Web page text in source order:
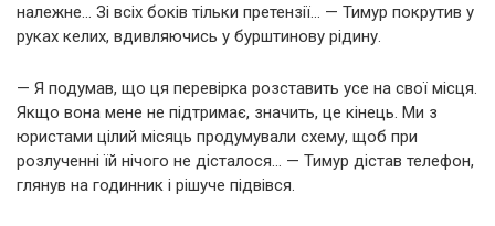
належне… Зі всіх боків тільки претензії… — Тимур покрутив у
руках келих, вдивляючись у бурштинову рідину.
— Я подумав, що ця перевірка розставить усе на свої місця.
Якщо вона мене не підтримає, значить, це кінець. Ми з
юристами цілий місяць продумували схему, щоб при
розлученні їй нічого не дісталося… — Тимур дістав телефон,
глянув на годинник і рішуче підвівся.